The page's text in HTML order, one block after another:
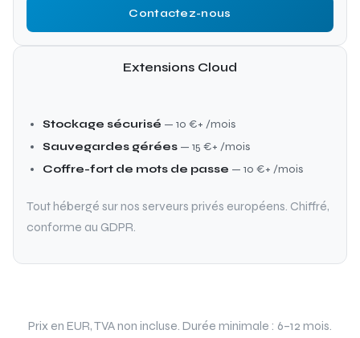
Contactez-nous
Extensions Cloud
Stockage sécurisé — 10 €+ /mois
Sauvegardes gérées — 15 €+ /mois
Coffre-fort de mots de passe — 10 €+ /mois
Tout hébergé sur nos serveurs privés européens. Chiffré,
conforme au GDPR.
Prix en EUR, TVA non incluse. Durée minimale : 6–12 mois.